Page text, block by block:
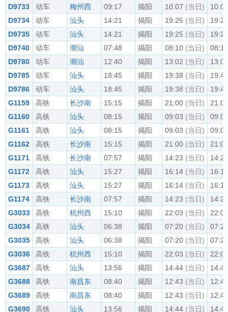
D9733
动车 梅州西 09:17 揭阳 10:07 (当日)
10:09
D9734
动车 汕头 14:21 揭阳 19:25 (当日)
19:27
D9735
动车 汕头 14:21 揭阳 19:25 (当日)
19:27
D9740
动车 潮汕 07:48 揭阳 08:10 (当日)
08:12
D9780
动车 潮汕 12:40 揭阳 13:02 (当日)
13:04
D9785
动车 汕头 18:45 揭阳 19:38 (当日)
19:40
D9786
动车 汕头 18:45 揭阳 19:38 (当日)
19:40
G1159
高铁 长沙南 15:15 揭阳 21:00 (当日)
21:02
G1160
高铁 汕头 08:15 揭阳 09:03 (当日)
09:05
G1161
高铁 汕头 08:15 揭阳 09:03 (当日)
09:05
G1162
高铁 长沙南 15:15 揭阳 21:00 (当日)
21:02
G1171
高铁 长沙南 07:57 揭阳 14:23 (当日)
14:25
G1172
高铁 汕头 15:27 揭阳 16:14 (当日)
16:16
G1173
高铁 汕头 15:27 揭阳 16:14 (当日)
16:16
G1174
高铁 长沙南 07:57 揭阳 14:23 (当日)
14:25
G3033
高铁 杭州西 15:10 揭阳 22:03 (当日)
22:05
G3034
高铁 汕头 06:38 揭阳 07:20 (当日)
07:22
G3035
高铁 汕头 06:38 揭阳 07:20 (当日)
07:22
G3036
高铁 杭州西 15:10 揭阳 22:03 (当日)
22:05
G3687
高铁 汕头 13:56 揭阳 14:44 (当日)
14:46
G3688
高铁 南昌东 08:40 揭阳 12:43 (当日)
12:45
G3689
高铁 南昌东 08:40 揭阳 12:43 (当日)
12:45
G3690
高铁 汕头 13:56 揭阳 14:44 (当日) 14:46